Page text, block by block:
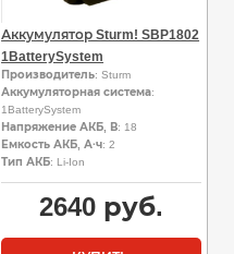
Аккумулятор Sturm! SBP1802
1BatterySystem
Производитель: Sturm
Аккумуляторная система:
1BatterySystem
Напряжение АКБ, В: 18
Емкость АКБ, А·ч: 2
Тип АКБ: Li-Ion
2640руб.